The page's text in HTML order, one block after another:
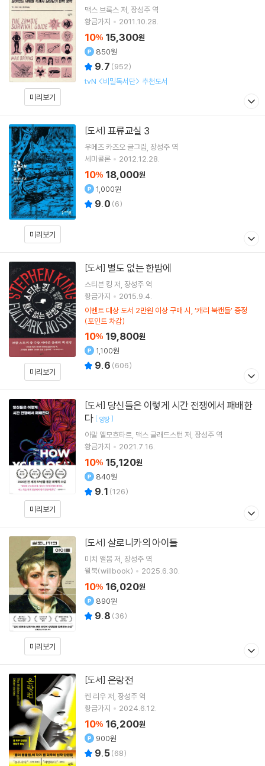
미리보기
맥스 브룩스 저 장성주 역
황금가지
2011.10.28.
10% 15,300원
850원
9.7 (952)
tvN <비밀독서단> 추천도서
미리보기
[도서] 표류교실 3
우메즈 카즈오 글그림 장성주 역
세미콜론
2012.12.28.
10% 18,000원
1,000원
9.0 (6)
미리보기
[도서] 별도 없는 한밤에
스티븐 킹 저 장성주 역
황금가지
2015.9.4.
이벤트 대상 도서 2만원 이상 구매 시, ‘캐리 북캔들’ 증정
(포인트 차감)
10% 19,800원
1,100원
9.6 (606)
미리보기
[도서]
다 [ 양장]
아말 엘모흐타르 맥스 글래드스턴 저 장성주 역
황금가지
2021.7.16.
10% 15,120원
840원
9.1 (126)
미리보기
[도서] 살로니카의 아이들
미치 앨봄저 장성주 역
윌북(willbook)
2025.6.30.
10% 16,020원
890원
9.8 (36)
[도서] 은랑전
켄 리우저 장성주 역
황금가지
2024.6.12.
10% 16,200원
900원
9.5(68)